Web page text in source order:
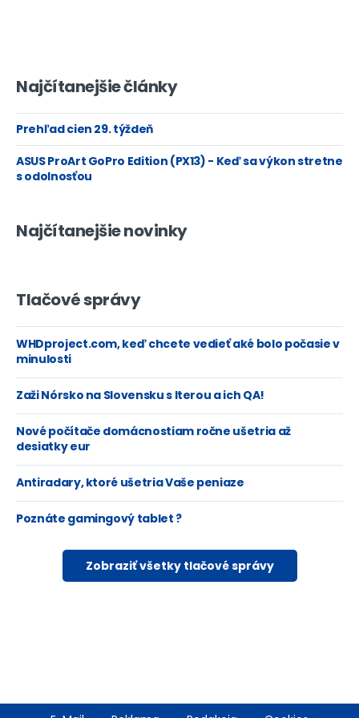
Najčítanejšie články
Prehľad cien 29. týždeň
ASUS ProArt GoPro Edition (PX13) - Keď sa výkon stretne
s odolnosťou
Najčítanejšie novinky
Tlačové správy
WHDproject.com, keď chcete vedieť aké bolo počasie v
minulosti
Zaži Nórsko na Slovensku s Iterou a ich QA!
Nové počítače domácnostiam ročne ušetria až
desiatky eur
Antiradary, ktoré ušetria Vaše peniaze
Poznáte gamingový tablet ?
Zobraziť všetky tlačové správy